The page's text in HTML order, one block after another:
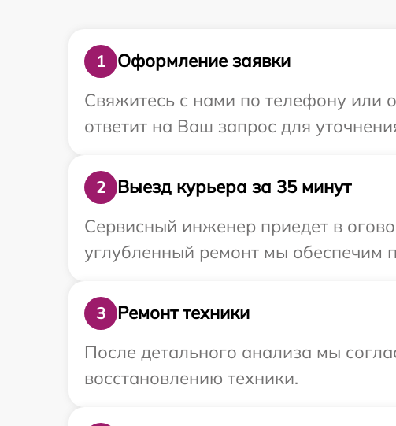
1
Оформление заявки
Свяжитесь с нами по телефону или
ответит на Ваш запрос для
2
Выезд курьера за 35 минут
Сервисный инженер приедет в
углубленный ремонт мы обеспечим
3
Ремонт техники
После детального анализа мы
восстановлению техники.